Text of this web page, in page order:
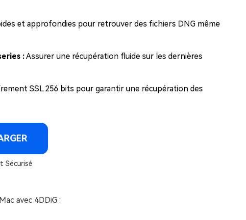
et approfondies pour retrouver des fichiers DNG même
:Assurer une récupération fluide sur les dernières
SSL 256 bits pour garantir une récupération des
Sécurisé
avec 4DDiG :